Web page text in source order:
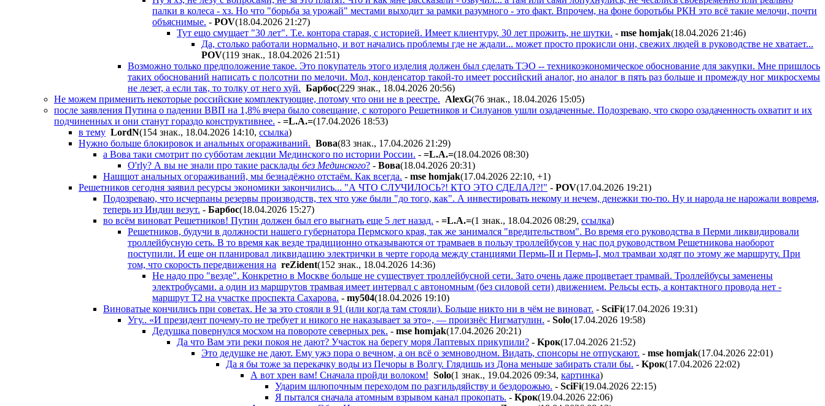
палки в колеса - хз. Но что "борьба за урожай" местами выходит за рамки разумного - это факт. Впрочем, на фоне боротьбы РКН это всё такие мелочи, почти
объяснимые. - POV(18.04.2026 21:27)
Тут ещо смущает "30 лет". Т.е. контора старая, с историей. Имеет клиентуру, 30 лет прожить, не шутки. - mse homjak(18.04.2026 21:46)
Да, столько работали нормально, и вот начались проблемы где не ждали... может просто прокисли они, свежих людей в руководстве не хватает...
POV(119 знак., 18.04.2026 21:51)
Возможно только предположение такое. Это покупатель этого изделия должен был сделать ТЭО -- техникоэкономическое обоснование для закупки. Мне пришлось
таких обоснований написать с полсотни по мелочи. Мол, конденсатор такой-то имеет российский аналог, но аналог в пять раз больше и промежду ног микросхемы
не лезет, а если так, то толку от него хуй. Бapбoc(229 знак., 18.04.2026 20:56)
Не можем применить некоторые российские комплектующие, потому что они не в реестре. AlexG(76 знак., 18.04.2026 15:05)
после заявления Путина о падении ВВП на 1,8% вчера было совещание, с которого Решетников и Силуанов ушли озадаченные. Подозреваю, что скоро озадаченность охватит и их
подчиненных и они станут гораздо конструктивнее. - =L.A.=(17.04.2026 18:53)
в тему LordN(154 знак., 18.04.2026 14:10, ссылка)
Нужно больше блокировок и анальных огораживаний. Boвa(83 знак., 17.04.2026 21:29)
а Вова таки смотрит по субботам лекции Мединского по истории России. - =L.A.=(18.04.2026 08:30)
О'rly? А вы не знали про такие расклады без Мединского? - Boвa(18.04.2026 20:31)
Нащщот анальных огораживаний, мы безнадёжно отстаём. Как всегда. - mse homjak(17.04.2026 22:10, +1)
Решетников сегодня заявил ресурсы экономики закончились... "А ЧТО СЛУЧИЛОСЬ?! КТО ЭТО СДЕЛАЛ?!" - POV(17.04.2026 19:21)
Подозреваю, что исчерпаны резервы производств, тех что уже были "до того, как". А инвестировать некому и нечем, денежки тю-тю. Ну и народа не нарожали вовремя,
теперь из Индии везут. - Бapбoc(18.04.2026 15:27)
во всём виноват Решетников! Путин должен был его выгнать еще 5 лет назад. - =L.A.=(1 знак., 18.04.2026 08:29, ссылка)
Решетников, будучи в должности нашего губернатора Пермского края, так же занимался "вредительством". Во время его руководства в Перми ликвидировали
троллейбусную сеть. В то время как везде традиционно отказываются от трамваев в пользу троллейбусов у нас под руководством Решетникова наоборот
поступили. И еще он планировал ликвидацию электрички в черте города между станциями Пермь-II и Пермь-I, мол трамваи ходят по этому же маршруту. При
том, что скорость передвижения на reZident(152 знак., 18.04.2026 14:36)
Не надо про "везде". Конкретно в Москве больше не существует троллейбусной сети. Зато очень даже процветает трамвай. Троллейбусы заменены
электробусами. а один из маршрутов трамвая имеет интервал с автономным (без силовой сети) движением. Рельсы есть, а контактного провода нет -
маршрут Т2 на участке проспекта Сахарова. - my504(18.04.2026 19:10)
Виноватые кончились при советах. Не за это стояли в 91 (или когда там стояли). Больше никто ни в чём не виноват. - SciFi(17.04.2026 19:31)
Угу.. «И президент почему-то не требует и никого не наказывает за это», — произнёс Нигматулин. - Solo(17.04.2026 19:58)
Дедушка повернулся мосхом на повороте северных рек. - mse homjak(17.04.2026 20:21)
Да что Вам эти реки покоя не дают? Участок на берегу моря Лаптевых прикупили? - Kpoк(17.04.2026 21:52)
Это дедушке не дают. Ему ужэ пора о вечном, а он всё о земноводном. Видать, спонсоры не отпускают. - mse homjak(17.04.2026 22:01)
Да я бы тоже за перекачку воды из Печоры в Волгу. Глядишь из Дона меньше забирать стали бы. - Kpoк(17.04.2026 22:02)
А вот хрен вам! Сначала пройди волоком! Solo(1 знак., 19.04.2026 09:34, картинка)
Ударим шлюпочным переходом по разгильдяйству и бездорожью. - SciFi(19.04.2026 22:15)
Я пытался сначала атомным взрывом канал прокопать. - Kpoк(19.04.2026 22:06)